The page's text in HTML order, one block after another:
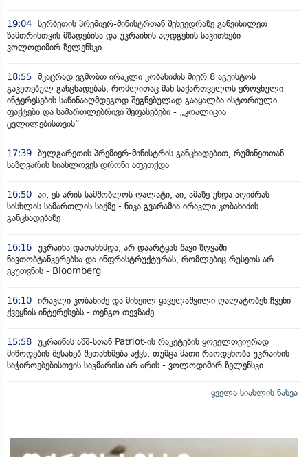
19:04 სერბეთის პრემიერ-მინისტრთან შეხვედრაზე განვიხილეთ
ზამთრისთვის მზადებისა და უკრაინის აღდგენის საკითხები -
ვოლოდიმირ ზელენსკი
18:55 მკაცრად ვგმობთ ირაკლი კობახიძის მიერ 8 აგვისტოს
გაკეთებულ განცხადებას, რომლითაც მან საქართველოს ეროვნული
ინტერესების საწინააღმდეგოდ შეგნებულად გააყალბა ისტორიული
ფაქტები და სამართლებრივი შეფასებები - „კოალიცია
ცვლილებისთვის“
17:39 ბულგარეთის პრემიერ-მინისტრის განცხადებით, რუმინეთთან
საზღვარის სიახლოვეს დრონი აფეთქდა
16:50 აი, ეს არის სამშობლოს ღალატი, აი, ამაზე უნდა აღიძრას
სისხლის სამართლის საქმე - ნიკა გვარამია ირაკლი კობახიძის
განცხადებაზე
16:16 უკრაინა დათანხმდა, არ დაარტყას შავი ზღვაში
ნავთობტანკერებსა და ინფრასტრუქტურას, რომლებიც რუსეთს არ
ეკუთვნის - Bloomberg
16:10 ირაკლი კობახიძე და მიხეილ ყაველაშვილი ღალატობენ ჩვენი
ქვეყნის ინტერესებს - თენგო თევზაძე
15:58 უკრაინას აშშ-სთან Patriot-ის რაკეტების ყოველთვიურად
მიწოდების შესახებ შეთანხმება აქვს, თუმცა მათი რაოდენობა უკრაინის
საჭიროებებისთვის საკმარისი არ არის - ვოლოდიმირ ზელენსკი
ყველა სიახლის ნახვა